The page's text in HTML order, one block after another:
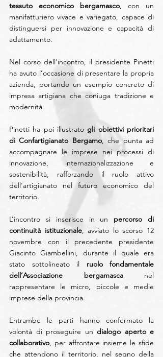
tessuto economico bergamasco, con un
manifatturiero vivace e variegato, capace di
distinguersi per innovazione e capacità di
adattamento.
Nel corso dell’incontro, il presidente Pinetti
ha avuto l’occasione di presentare la propria
azienda, portando un esempio concreto di
impresa artigiana che coniuga tradizione e
modernità.
Pinetti ha poi illustrato gli obiettivi prioritari
di Confartigianato Bergamo, che punta ad
accompagnare le imprese nei processi di
innovazione, internazionalizzazione e
sostenibilità, rafforzando il ruolo attivo
dell’artigianato nel futuro economico del
territorio.
L’incontro si inserisce in un percorso di
continuità istituzionale, avviato lo scorso 12
novembre con il precedente presidente
Giacinto Giambellini, durante il quale era
stato sottolineato il ruolo fondamentale
dell’Associazione bergamasca nel
rappresentare le micro, piccole e medie
imprese della provincia.
Entrambe le parti hanno confermato la
volontà di proseguire un dialogo aperto e
collaborativo, per affrontare insieme le sfide
che attendono il territorio, nel segno della